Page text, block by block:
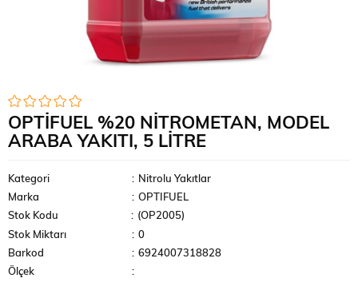
OPTIFUEL %20 NITROMETAN, MODEL
ARABA YAKITI, 5 LITRE
Kategori : Nitrolu Yakıtlar
Marka
: OPTIFUEL
Stok Kodu
(OP2005)
Stok Miktarı
: 0
Barkod
: 6924007318828
Ölçek
: